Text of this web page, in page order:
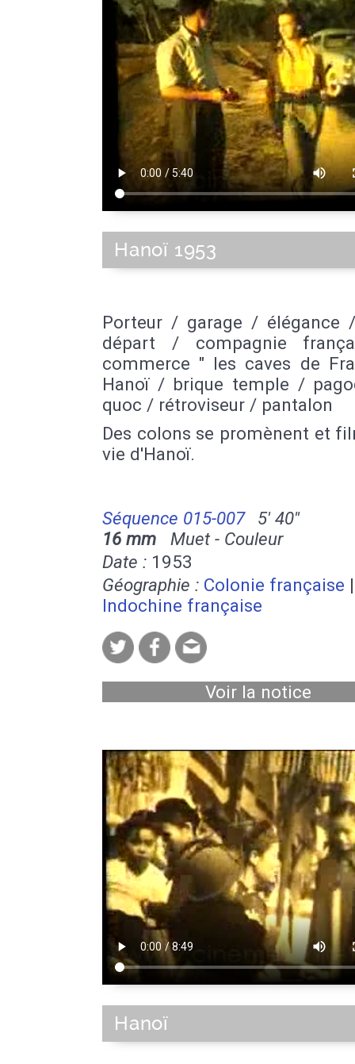
Hanoï 1953
Porteur / garage / élégance
départ / compagnie
commerce " les caves de
Hanoï / brique temple /
quoc / rétroviseur / pantalon
Des colons se promènent et
vie d'Hanoï.
Séquence 015-007
5' 40''
16 mm Muet - Couleur
Date : 1953
Géographie : Colonie française |
Indochine française
Voir la notice
Hanoï